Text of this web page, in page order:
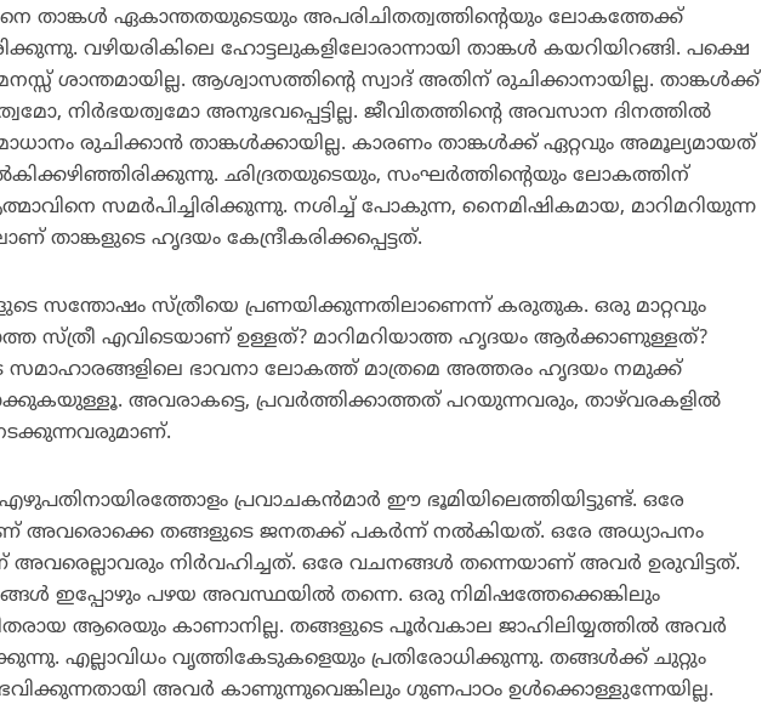
താങ്കള്‍ ഏകാന്തതയുടെയും അപരിചിതത്വത്തിന്റെയും ലോകത്തേക്ക്
വഴിയരികിലെ ഹോട്ടലുകളിലോരാന്നായി താങ്കള്‍ കയറിയിറങ്ങി. പക്ഷെ
ശാന്തമായില്ല. ആശ്വാസത്തിന്റെ സ്വാദ് അതിന് രുചിക്കാനായില്ല. താങ്കള്‍ക്ക്
നിര്‍ഭയത്വമോ അനുഭവപ്പെട്ടില്ല. ജീവിതത്തിന്റെ അവസാന ദിനത്തില്‍
രുചിക്കാന്‍ താങ്കള്‍ക്കായില്ല. കാരണം താങ്കള്‍ക്ക് ഏറ്റവും അമൂല്യമായത്
ഛിദ്രതയുടെയും, സംഘര്‍ത്തിന്റെയും ലോകത്തിന്
സമര്‍പിച്ചിരിക്കുന്നു. നശിച്ച് പോകുന്ന, നൈമിഷികമായ, മാറിമറിയുന്ന
താങ്കളുടെ ഹൃദയം കേന്ദ്രീകരിക്കപ്പെട്ടത്.
സന്തോഷം സ്ത്രീയെ പ്രണയിക്കുന്നതിലാണെന്ന് കരുതുക. ഒരു മാറ്റവും
സ്ത്രീ എവിടെയാണ് ഉള്ളത്? മാറിമറിയാത്ത ഹൃദയം ആര്‍ക്കാണുള്ളത്?
സമാഹാരങ്ങളിലെ ഭാവനാ ലോകത്ത് മാത്രമെ അത്തരം ഹൃദയം നമുക്ക്
അവരാകട്ടെ, പ്രവര്‍ത്തിക്കാത്തത് പറയുന്നവരും, താഴ്‌വരകളില്‍
പ്രവാചകന്‍മാര്‍ ഈ ഭൂമിയിലെത്തിയിട്ടുണ്ട്. ഒരേ
അവരൊക്കെ തങ്ങളുടെ ജനതക്ക് പകര്‍ന്ന് നല്‍കിയത്. ഒരേ അധ്യാപനം
അവരെല്ലാവരും നിര്‍വഹിച്ചത്. ഒരേ വചനങ്ങള്‍ തന്നെയാണ് അവര്‍ ഉരുവിട്ടത്.
ഇപ്പോഴും പഴയ അവസ്ഥയില്‍ തന്നെ. ഒരു നിമിഷത്തേക്കെങ്കിലും
ആരെയും കാണാനില്ല. തങ്ങളുടെ പൂര്‍വകാല ജാഹിലിയ്യത്തില്‍ അവര്‍
എല്ലാവിധം വൃത്തികേടുകളെയും പ്രതിരോധിക്കുന്നു. തങ്ങള്‍ക്ക് ചുറ്റും
അവര്‍ കാണുന്നുവെങ്കിലും ഗുണപാഠം ഉള്‍ക്കൊള്ളുന്നേയില്ല.